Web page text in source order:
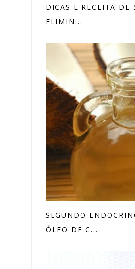
DICAS E RECEITA DE
ELIMIN...
SEGUNDO
ÓLEO DE C...